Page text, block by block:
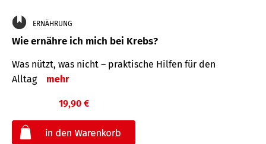
ERNÄHRUNG
Wie ernähre ich mich bei Krebs?
Was nützt, was nicht – praktische Hilfen für den
Alltag
mehr
19,90 €